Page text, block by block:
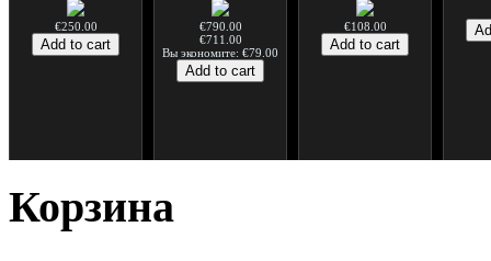
€250.00
€790.00
€711.00
Вы экономите: €79.00
€108.00
€75.00
Корзина